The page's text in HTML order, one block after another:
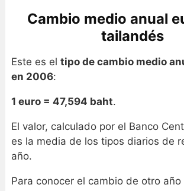
Cambio medio anual
tailandés
Este es el tipo de cambio medio
en 2006:
1 euro = 47,594 baht.
El valor, calculado por el Banco
es la media de los tipos diarios de
año.
Para conocer el cambio de otro año